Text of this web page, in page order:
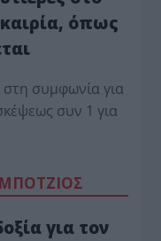
όπως
συμφωνία για
συν 1 για
για τον